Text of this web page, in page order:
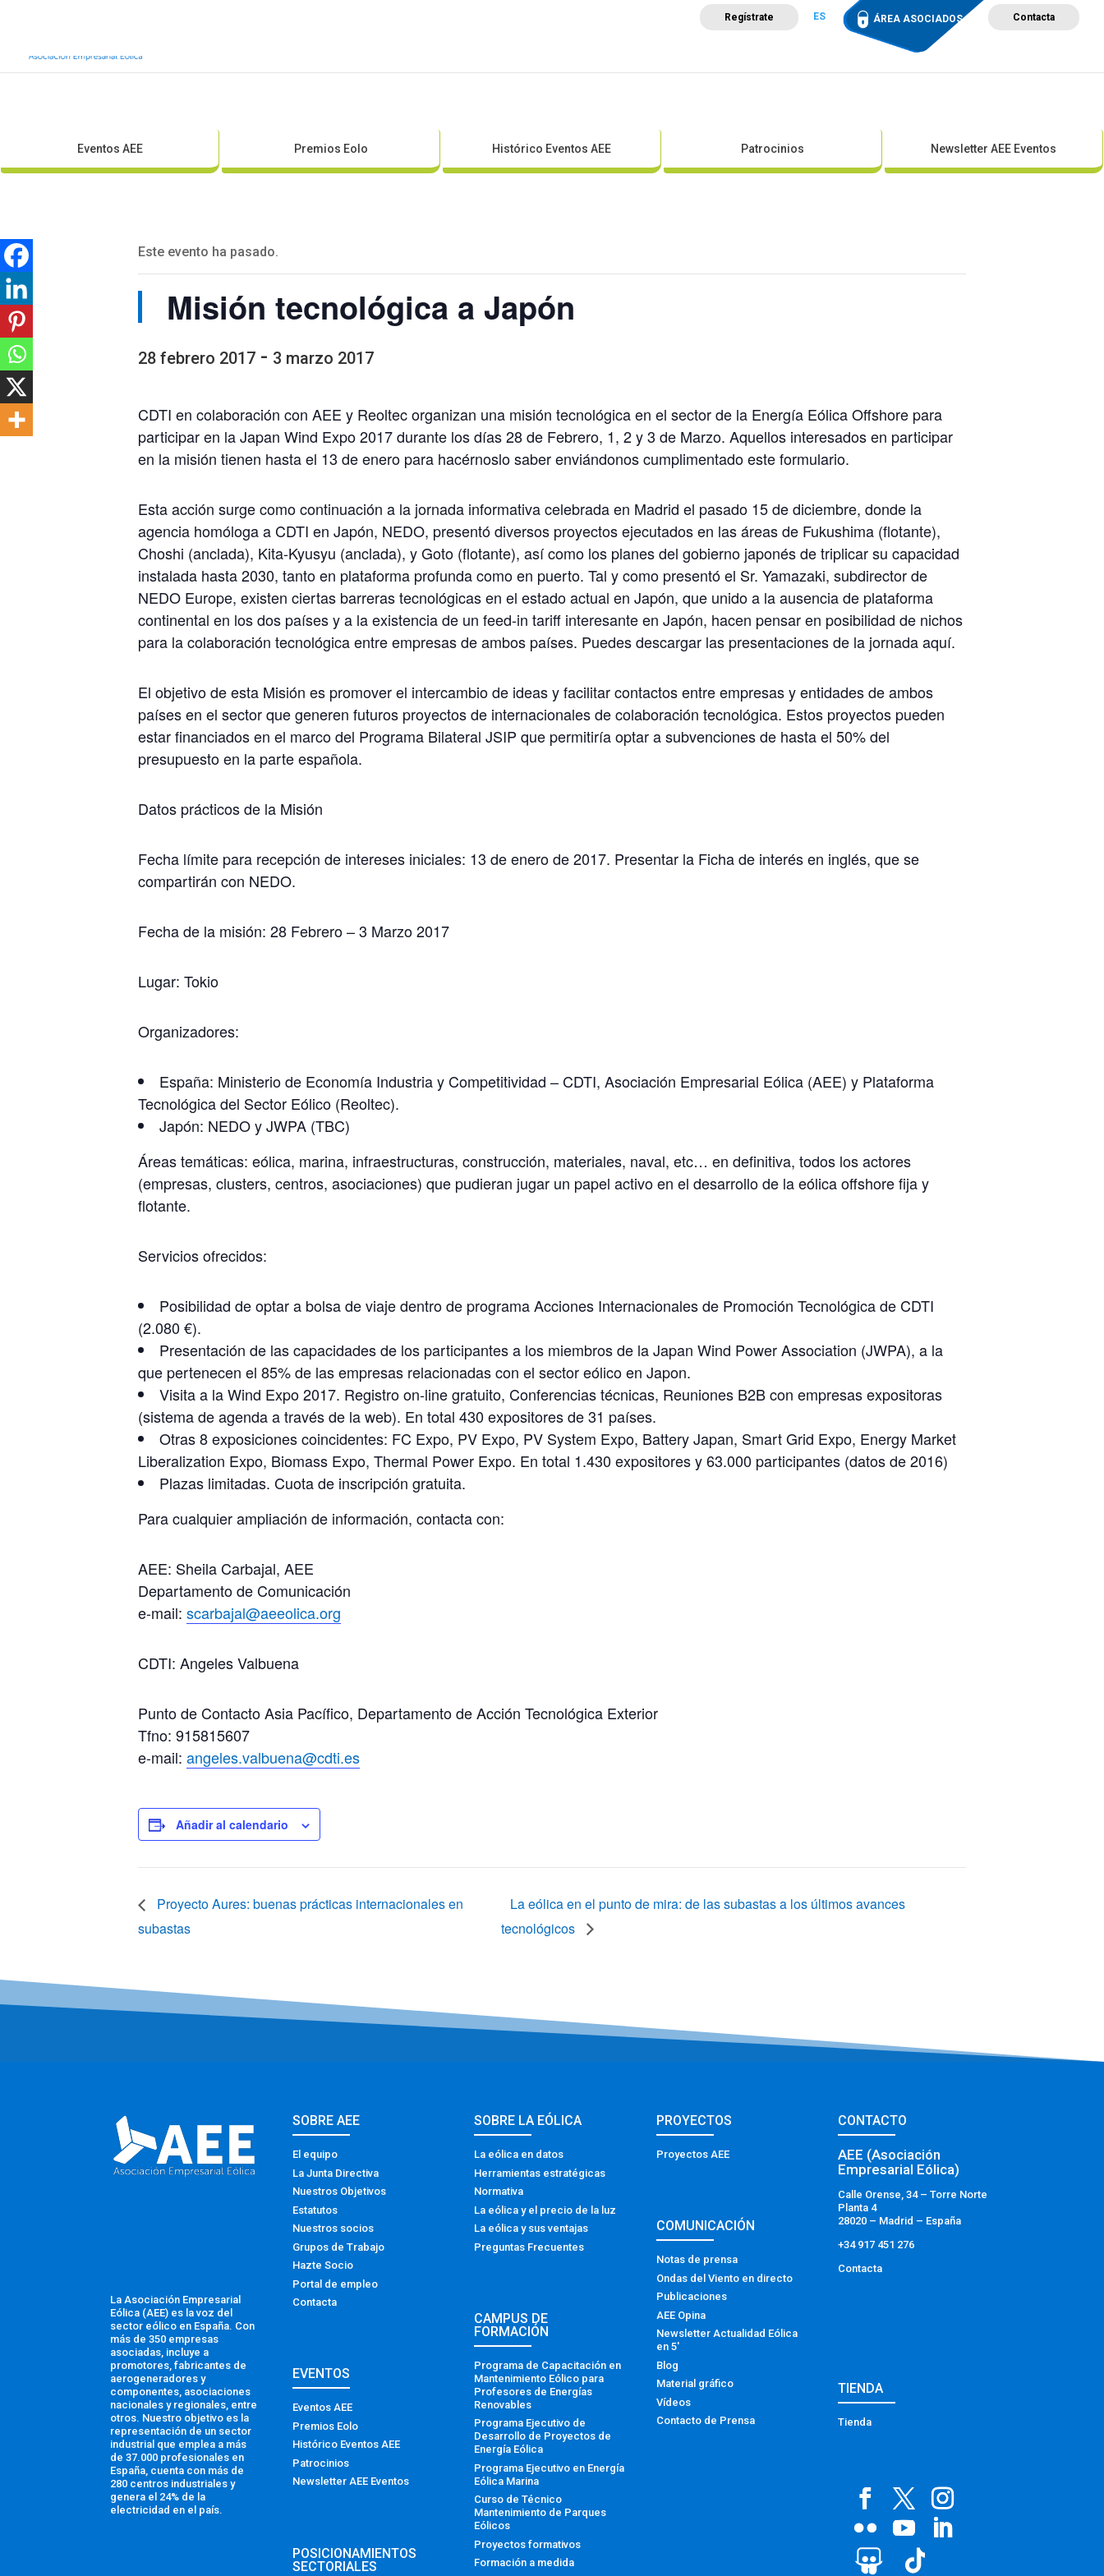
Regístrate ES ÁREA ASOCIADOS Contacta
Campus de Formación
Eventos AEE Premios Eolo Histórico Eventos AEE Patrocinios Newsletter AEE Eventos
Este evento ha pasado.
Misión tecnológica a Japón
28 febrero 2017 - 3 marzo 2017
CDTI en colaboración con AEE y Reoltec organizan una misión tecnológica en el sector de la Energía Eólica Offshore para
participar en la Japan Wind Expo 2017 durante los días 28 de Febrero, 1, 2 y 3 de Marzo. Aquellos interesados en participar
en la misión tienen hasta el 13 de enero para hacérnoslo saber enviándonos cumplimentado este formulario.
Esta acción surge como continuación a la jornada informativa celebrada en Madrid el pasado 15 de diciembre, donde la
agencia homóloga a CDTI en Japón, NEDO, presentó diversos proyectos ejecutados en las áreas de Fukushima (flotante),
Choshi (anclada), Kita-Kyusyu (anclada), y Goto (flotante), así como los planes del gobierno japonés de triplicar su capacidad
instalada hasta 2030, tanto en plataforma profunda como en puerto. Tal y como presentó el Sr. Yamazaki, subdirector de
NEDO Europe, existen ciertas barreras tecnológicas en el estado actual en Japón, que unido a la ausencia de plataforma
continental en los dos países y a la existencia de un feed-in tariff interesante en Japón, hacen pensar en posibilidad de nichos
para la colaboración tecnológica entre empresas de ambos países. Puedes descargar las presentaciones de la jornada aquí.
El objetivo de esta Misión es promover el intercambio de ideas y facilitar contactos entre empresas y entidades de ambos
países en el sector que generen futuros proyectos de internacionales de colaboración tecnológica. Estos proyectos pueden
estar financiados en el marco del Programa Bilateral JSIP que permitiría optar a subvenciones de hasta el 50% del
presupuesto en la parte española.
Datos prácticos de la Misión
Fecha límite para recepción de intereses iniciales: 13 de enero de 2017. Presentar la Ficha de interés en inglés, que se
compartirán con NEDO.
Fecha de la misión: 28 Febrero – 3 Marzo 2017
Lugar: Tokio
Organizadores:
España: Ministerio de Economía Industria y Competitividad – CDTI, Asociación Empresarial Eólica (AEE) y Plataforma
Tecnológica del Sector Eólico (Reoltec).
Japón: NEDO y JWPA (TBC)
Áreas temáticas: eólica, marina, infraestructuras, construcción, materiales, naval, etc… en definitiva, todos los actores
(empresas, clusters, centros, asociaciones) que pudieran jugar un papel activo en el desarrollo de la eólica offshore fija y
flotante.
Servicios ofrecidos:
Posibilidad de optar a bolsa de viaje dentro de programa Acciones Internacionales de Promoción Tecnológica de CDTI
(2.080 €).
Presentación de las capacidades de los participantes a los miembros de la Japan Wind Power Association (JWPA), a la
que pertenecen el 85% de las empresas relacionadas con el sector eólico en Japon.
Visita a la Wind Expo 2017. Registro on-line gratuito, Conferencias técnicas, Reuniones B2B con empresas expositoras
(sistema de agenda a través de la web). En total 430 expositores de 31 países.
Otras 8 exposiciones coincidentes: FC Expo, PV Expo, PV System Expo, Battery Japan, Smart Grid Expo, Energy Market
Liberalization Expo, Biomass Expo, Thermal Power Expo. En total 1.430 expositores y 63.000 participantes (datos de 2016)
Plazas limitadas. Cuota de inscripción gratuita.
Para cualquier ampliación de información, contacta con:
AEE: Sheila Carbajal, AEE
Departamento de Comunicación
e-mail: scarbajal@aeeolica.org
CDTI: Angeles Valbuena
Punto de Contacto Asia Pacífico, Departamento de Acción Tecnológica Exterior
Tfno: 915815607
e-mail: angeles.valbuena@cdti.es
Añadir al calendario
Proyecto Aures: buenas prácticas internacionales en
subastas
La eólica en el punto de mira: de las subastas a los últimos avances
tecnológicos
La Asociación Empresarial
Eólica (AEE) es la voz del
sector eólico en España. Con
más de 350 empresas
asociadas, incluye a
promotores, fabricantes de
aerogeneradores y
componentes, asociaciones
nacionales y regionales, entre
otros. Nuestro objetivo es la
representación de un sector
industrial que emplea a más
de 37.000 profesionales en
España, cuenta con más de
280 centros industriales y
genera el 24% de la
electricidad en el país.
SOBRE AEE
El equipo
La Junta Directiva
Nuestros Objetivos
Estatutos
Nuestros socios
Grupos de Trabajo
Hazte Socio
Portal de empleo
Contacta
EVENTOS
Eventos AEE
Premios Eolo
Histórico Eventos AEE
Patrocinios
Newsletter AEE Eventos
POSICIONAMIENTOS
SECTORIALES
SOBRE LA EÓLICA
La eólica en datos
Herramientas estratégicas
Normativa
La eólica y el precio de la luz
La eólica y sus ventajas
Preguntas Frecuentes
CAMPUS DE
FORMACIÓN
Programa de Capacitación en
Mantenimiento Eólico para
Profesores de Energías
Renovables
Programa Ejecutivo de
Desarrollo de Proyectos de
Energía Eólica
Programa Ejecutivo en Energía
Eólica Marina
Curso de Técnico
Mantenimiento de Parques
Eólicos
Proyectos formativos
Formación a medida
PROYECTOS
Proyectos AEE
COMUNICACIÓN
Notas de prensa
Ondas del Viento en directo
Publicaciones
AEE Opina
Newsletter Actualidad Eólica
en 5′
Blog
Material gráfico
Vídeos
Contacto de Prensa
CONTACTO
AEE (Asociación
Empresarial Eólica)
Calle Orense, 34 – Torre Norte
Planta 4
28020 – Madrid – España
+34 917 451 276
Contacta
TIENDA
Tienda